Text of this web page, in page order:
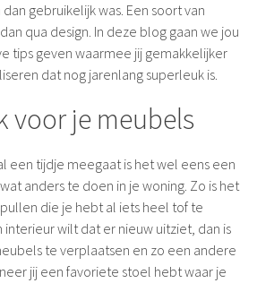
gebruikelijk was. Een soort van
qua design. In deze blog gaan we jou
tips geven waarmee jij gemakkelijker
dat nog jarenlang superleuk is.
voor je meubels
een tijdje meegaat is het wel eens een
anders te doen in je woning. Zo is het
die je hebt al iets heel tof te
interieur wilt dat er nieuw uitziet, dan is
te verplaatsen en zo een andere
jij een favoriete stoel hebt waar je